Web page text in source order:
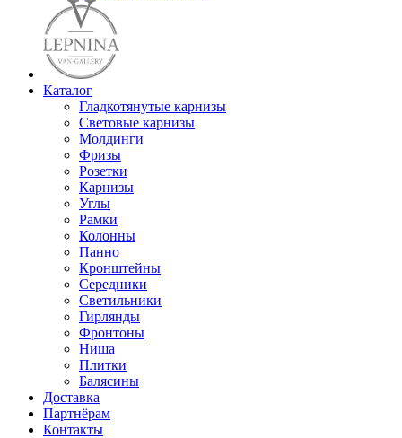
Каталог
Гладкотянутые карнизы
Световые карнизы
Молдинги
Фризы
Розетки
Карнизы
Углы
Рамки
Колонны
Панно
Кронштейны
Середники
Светильники
Гирлянды
Фронтоны
Ниша
Плитки
Балясины
Доставка
Партнёрам
Контакты